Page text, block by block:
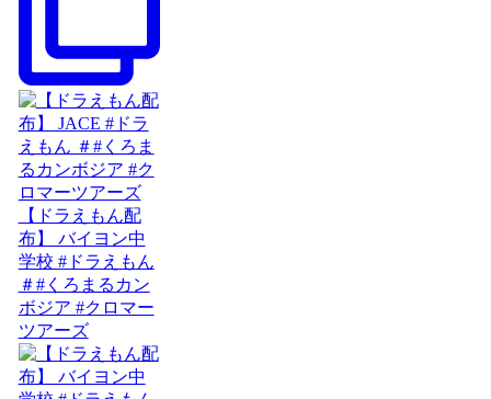
【ドラえもん配
布】 バイヨン中
学校 #ドラえもん
＃#くろまるカン
ボジア #クロマー
ツアーズ